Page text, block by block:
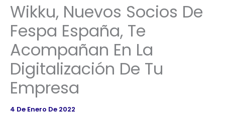
Wikku, Nuevos Socios De
Fespa España, Te
Acompañan En La
Digitalización De Tu
Empresa
4 De Enero De 2022